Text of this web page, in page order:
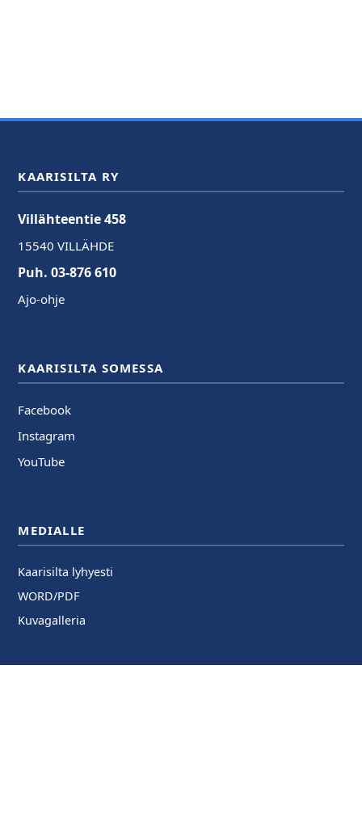
KAARISILTA RY
Villähteentie 458
15540 VILLÄHDE
Puh. 03-876 610
Ajo-ohje
KAARISILTA SOMESSA
Facebook
Instagram
YouTube
MEDIALLE
Kaarisilta lyhyesti
WORD/PDF
Kuvagalleria